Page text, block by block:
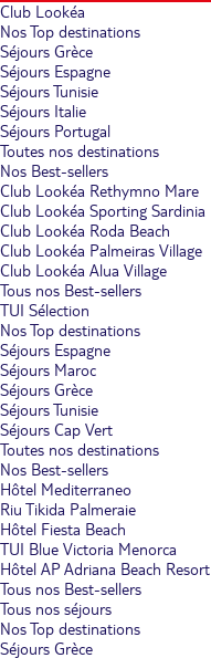
Club Lookéa
Nos Top destinations
Séjours Grèce
Séjours Espagne
Séjours Tunisie
Séjours Italie
Séjours Portugal
Toutes nos destinations
Nos Best-sellers
Club Lookéa Rethymno Mare
Club Lookéa Sporting Sardinia
Club Lookéa Roda Beach
Club Lookéa Palmeiras Village
Club Lookéa Alua Village
Tous nos Best-sellers
TUI Sélection
Nos Top destinations
Séjours Espagne
Séjours Maroc
Séjours Grèce
Séjours Tunisie
Séjours Cap Vert
Toutes nos destinations
Nos Best-sellers
Hôtel Mediterraneo
Riu Tikida Palmeraie
Hôtel Fiesta Beach
TUI Blue Victoria Menorca
Hôtel AP Adriana Beach Resort
Tous nos Best-sellers
Tous nos séjours
Nos Top destinations
Séjours Grèce